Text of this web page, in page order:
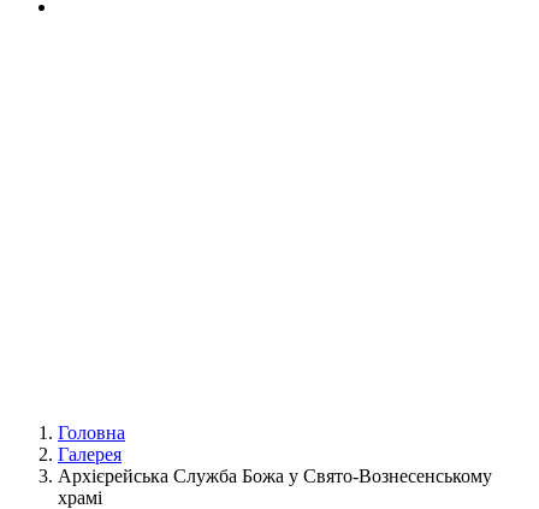
Головна
Галерея
Архієрейська Служба Божа у Свято-Вознесенському
храмі